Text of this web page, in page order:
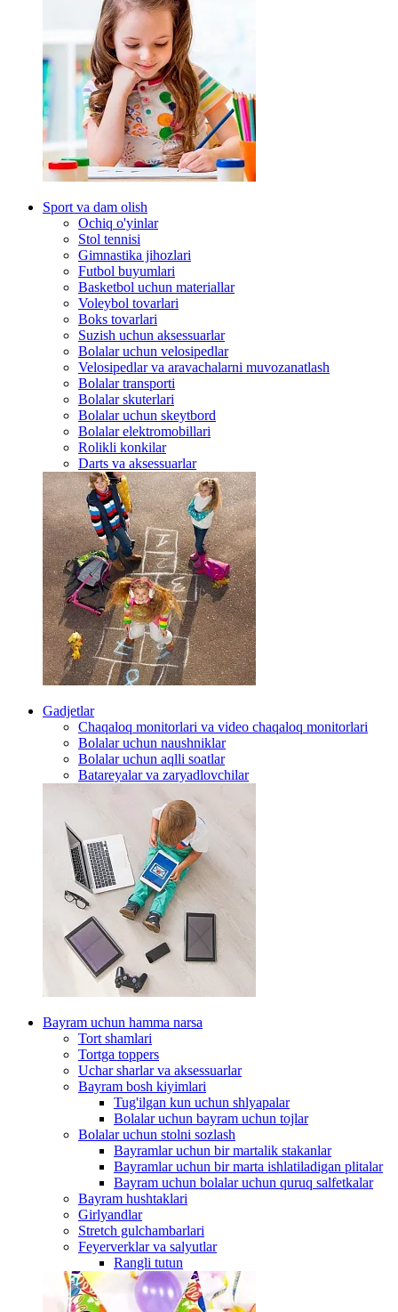
Sport va dam olish
Ochiq o'yinlar
Stol tennisi
Gimnastika jihozlari
Futbol buyumlari
Basketbol uchun materiallar
Voleybol tovarlari
Boks tovarlari
Suzish uchun aksessuarlar
Bolalar uchun velosipedlar
Velosipedlar va aravachalarni muvozanatlash
Bolalar transporti
Bolalar skuterlari
Bolalar uchun skeytbord
Bolalar elektromobillari
Rolikli konkilar
Darts va aksessuarlar
Gadjetlar
Chaqaloq monitorlari va video chaqaloq monitorlari
Bolalar uchun naushniklar
Bolalar uchun aqlli soatlar
Batareyalar va zaryadlovchilar
Bayram uchun hamma narsa
Tort shamlari
Tortga toppers
Uchar sharlar va aksessuarlar
Bayram bosh kiyimlari
Tug'ilgan kun uchun shlyapalar
Bolalar uchun bayram uchun tojlar
Bolalar uchun stolni sozlash
Bayramlar uchun bir martalik stakanlar
Bayramlar uchun bir marta ishlatiladigan plitalar
Bayram uchun bolalar uchun quruq salfetkalar
Bayram hushtaklari
Girlyandlar
Stretch gulchambarlari
Feyerverklar va salyutlar
Rangli tutun